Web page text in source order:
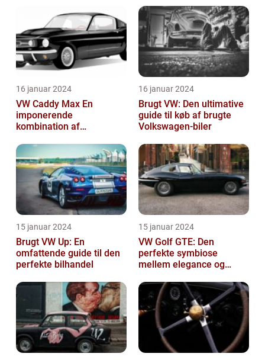
16 januar 2024
VW Caddy Max En
imponerende
kombination af
og komfort
16 januar 2024
Brugt VW: Den ultimative
guide til køb af brugte
Volkswagen-biler
15 januar 2024
Brugt VW Up: En
omfattende guide til den
perfekte bilhandel
15 januar 2024
VW Golf GTE: Den
perfekte symbiose
mellem elegance og